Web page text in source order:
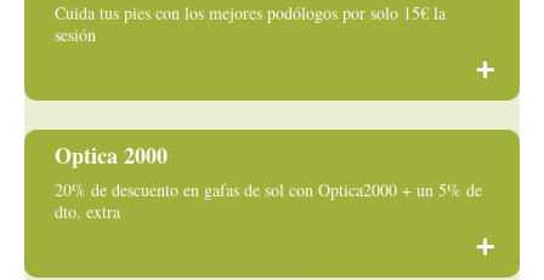
Cuida tus pies con los mejores podólogos por solo 15€ la
sesión
Optica 2000
20% de descuento en gafas de sol con Optica2000 + un 5% de
dto. extra